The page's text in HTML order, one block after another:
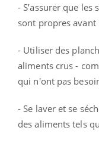
- S’assurer que
sont propres
- Utiliser des
aliments crus -
qui n'ont pas
- Se laver et se
des aliments tels